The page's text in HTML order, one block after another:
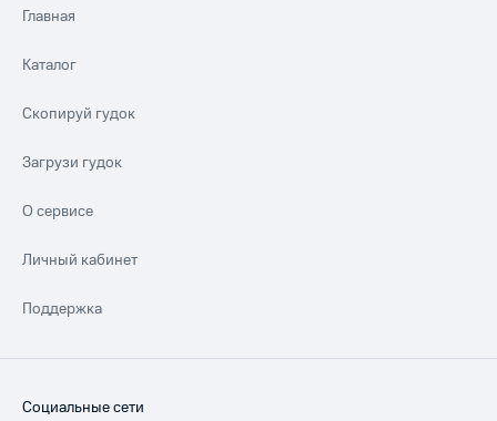
Главная
Каталог
Скопируй гудок
Загрузи гудок
О сервисе
Личный кабинет
Поддержка
Социальные сети